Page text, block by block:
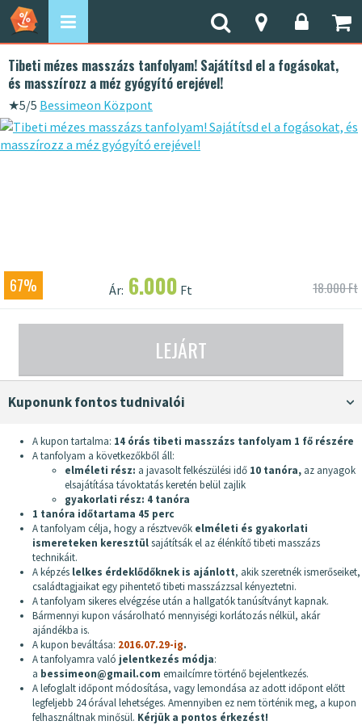
Tibeti mézes masszázs tanfolyam! Sajátítsd el a fogásokat,
és masszírozz a méz gyógyító erejével!
★5/5 Bessimeon Központ
67% Ár: 6.000 Ft 18.000 Ft
LEJÁRT
Kuponunk fontos tudnivalói
A kupon tartalma: 14 órás tibeti masszázs tanfolyam 1 fő részére
A tanfolyam a következőkből áll:
elméleti rész: a javasolt felkészülési idő 10 tanóra, az anyagok
elsajátítása távoktatás keretén belül zajlik
gyakorlati rész: 4 tanóra
1 tanóra időtartama 45 perc
A tanfolyam célja, hogy a résztvevők elméleti és gyakorlati
ismereteken keresztülsajátítsák el az élénkítő tibeti masszázs
technikáit.
A képzés lelkes érdeklődőknek is ajánlott, akik szeretnék ismerőseiket,
családtagjaikat egy pihentető tibeti masszázzsal kényeztetni.
A tanfolyam sikeres elvégzése után a hallgatók tanúsítványt kapnak.
Bármennyi kupon vásárolható mennyiségi korlátozás nélkül, akár
ajándékba is.
A kupon beváltása: 2016.07.29-ig.
A tanfolyamra való jelentkezés módja:
a bessimeon@gmail.com emailcímre történő bejelentkezés.
A lefoglalt időpont módosítása, vagy lemondása az adott időpont előtt
legfeljebb 24 órával lehetséges. Amennyiben ez nem történik meg, a kupon
felhasználtnak minősül. Kérjük a pontos érkezést!